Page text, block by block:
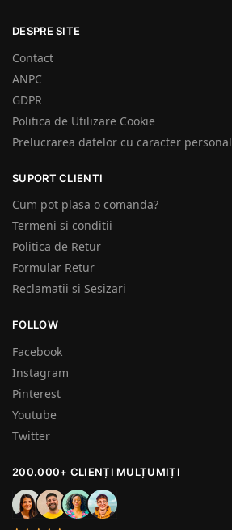
DESPRE SITE
Contact
ANPC
GDPR
Politica de Utilizare Cookie
Prelucrarea datelor cu caracter personal
SUPORT CLIENTI
Cum pot plasa o comanda?
Termeni si conditii
Politica de Retur
Formular Retur
Reclamatii si Sesizari
FOLLOW
Facebook
Instagram
Pinterest
Youtube
Twitter
200.000+ CLIENȚI MULȚUMIȚI